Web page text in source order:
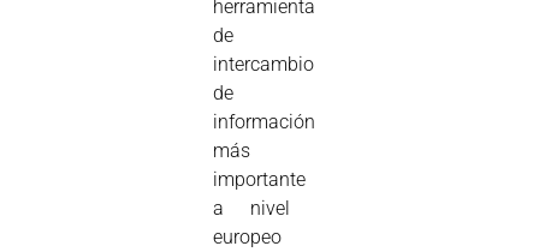
herramienta
de
intercambio
de
información
más
importante
a nivel
europeo